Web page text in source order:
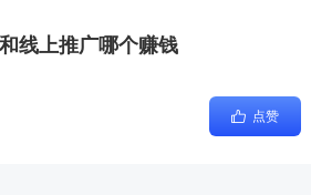
线上推广哪个赚钱
点赞